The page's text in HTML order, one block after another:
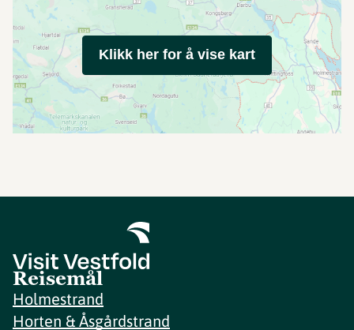
Klikk her for å vise kart
Reisemål
Holmestrand
Horten & Åsgårdstrand